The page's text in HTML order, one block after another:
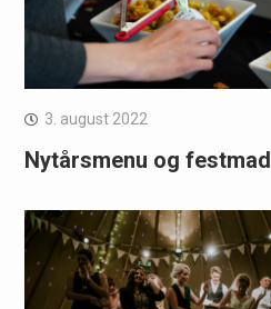
3. august 2022
Nytårsmenu og festmad